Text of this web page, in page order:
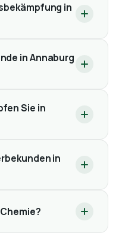
in
in Annaburg
Sie in
in